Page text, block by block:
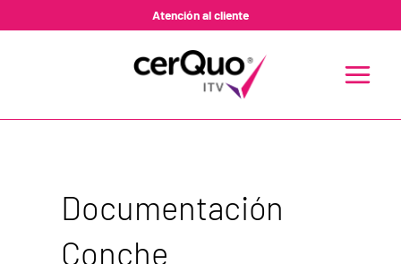
Atención al cliente
MENU
Documentación
Conche